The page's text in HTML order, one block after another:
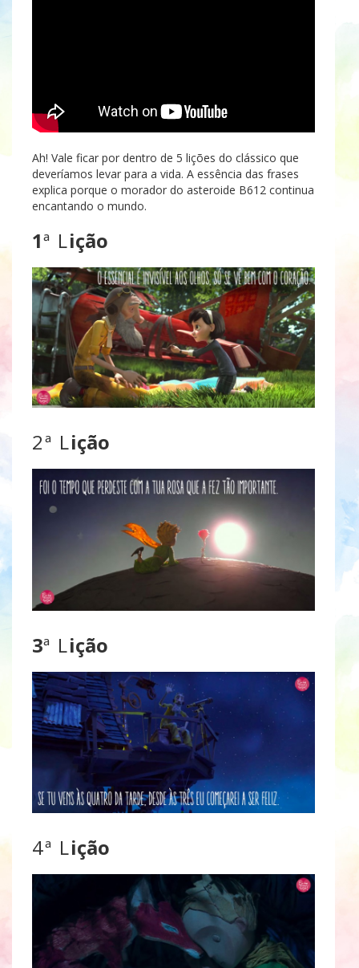
Ah! Vale ficar por dentro de 5 lições do clássico que
deveríamos levar para a vida. A essência das frases
explica porque o morador do asteroide B612 continua
encantando o mundo.
1ª Lição
2ª Lição
3ª Lição
4ª Lição